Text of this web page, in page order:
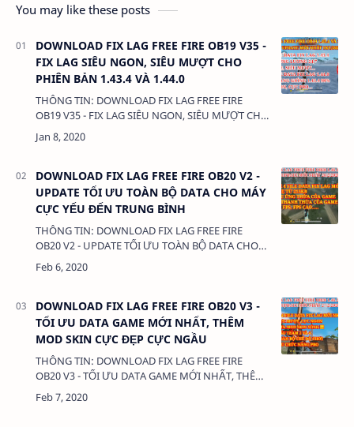
You may like these posts
DOWNLOAD FIX LAG FREE FIRE OB19 V35 -
FIX LAG SIÊU NGON, SIÊU MƯỢT CHO
PHIÊN BẢN 1.43.4 VÀ 1.44.0
THÔNG TIN: DOWNLOAD FIX LAG FREE FIRE
OB19 V35 - FIX LAG SIÊU NGON, SIÊU MƯỢT CHO
PHIÊN BẢN 1.43.4 VÀ 1.44.0 DUNG LƯỢNG:
DOWNLOAD FIX LAG FREE FIRE OB20 V2 -
UPDATE TỐI ƯU TOÀN BỘ DATA CHO MÁY
CỰC YẾU ĐẾN TRUNG BÌNH
THÔNG TIN: DOWNLOAD FIX LAG FREE FIRE
OB20 V2 - UPDATE TỐI ƯU TOÀN BỘ DATA CHO
MÁY CỰC YẾU ĐẾN TRUNG BÌNH DUNG LƯỢNG:
DOWNLOAD FIX LAG FREE FIRE OB20 V3 -
TỐI ƯU DATA GAME MỚI NHẤT, THÊM
MOD SKIN CỰC ĐẸP CỰC NGẦU
THÔNG TIN: DOWNLOAD FIX LAG FREE FIRE
OB20 V3 - TỐI ƯU DATA GAME MỚI NHẤT, THÊM
MOD SKIN CỰC ĐẸP CỰC NGẦU DUNG LƯỢNG: